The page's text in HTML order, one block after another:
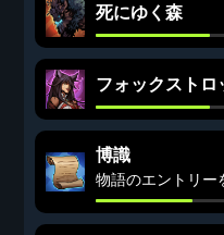
死にゆく森
フォックストロ
博識
物語のエントリー